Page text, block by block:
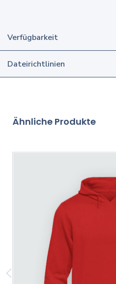
Verfügbarkeit
Dateirichtlinien
Ähnliche Produkte